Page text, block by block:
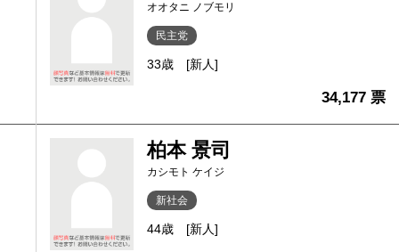
オオタニ ノブモリ
民主党
33歳 [新人]
34,177 票
柏本 景司
カシモト ケイジ
新社会
44歳 [新人]